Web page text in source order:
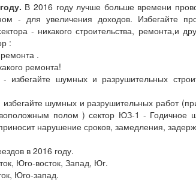
В 2016 году лучше больше времени
- для увеличения доходов. Избегайте
- никакого строительства, ремонта,и
:
.
ремонта!
шумных и разрушительных
шумных и разрушительных работ
полом ) сектор ЮЗ-1 - Годичное
нарушение сроков, замедления,
в 2016 году.
Юго-восток, Запад, Юг.
Юго-запад.